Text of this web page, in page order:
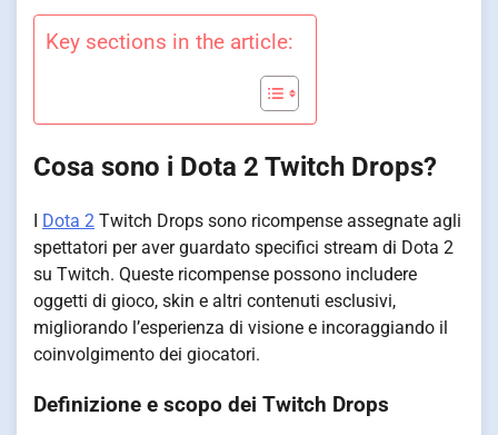
Key sections in the article:
Cosa sono i Dota 2 Twitch Drops?
Dota 2 Twitch Drops sono ricompense assegnate agli
spettatori per aver guardato specifici stream di Dota 2
su Twitch. Queste ricompense possono includere
oggetti di gioco, skin e altri contenuti esclusivi,
migliorando l’esperienza di visione e incoraggiando il
coinvolgimento dei giocatori.
Definizione e scopo dei Twitch Drops